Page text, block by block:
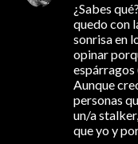
¿Sabes
quedo con
sonrisa en
opinar
espárragos
Aunque
personas
un/a
que yo y